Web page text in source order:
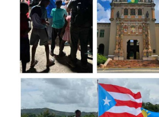
Adjuntas Pueblo Solar